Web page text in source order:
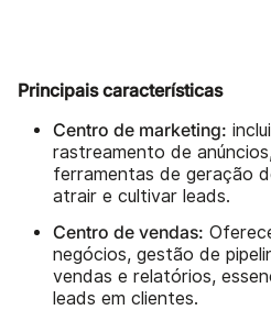
Principais características
Centro de marketing:
rastreamento de
ferramentas de geração
atrair e cultivar leads.
Centro de vendas:
negócios, gestão de
vendas e relatórios,
leads em clientes.